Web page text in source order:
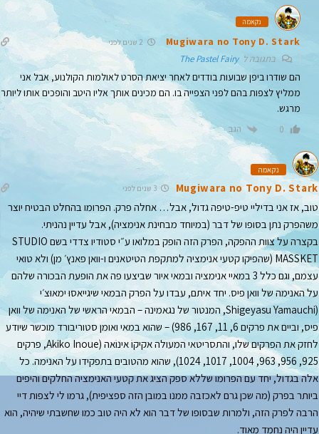
נקאמה
Mugiwara no Tony D. Stark
בתגובה לThe Pastel Fairy
הם שודרו ביפן שבועות בודדים לאחר יציאת הסרט לאולמות הקולנוע, אבל אני
ממליץ לצפות בהם לפני הצפייה בו. הם מכינים אותך אליו היטב והופכים אותו ליותר
מרגש.
0 הגב
נקאמה
Mugiwara no Tony D. Stark 3 שנים לפני
טוב, אז אני בדיליי טיפ-טיפה גדול, אבל… אחלה פרק. הפרומו בהחלט הבטיח יוצר
משהפרק נתן בסופו של דבר (במיוחד מבחינת אנימציה), אבל עדיין נהניתי.
בקצרה על צוות ההפקה, הפרק הזה הופק במלואו ע״י סטודיו צדדי בשם STUDIO
MASSKET (שהפיקו קטעי אנימציה למתקפת הטיטאנים ו-וואן פאנץ׳ מן) ולא טואי
עצמם, וגם כלל 3 במאיי אנימציה ובמאי איור שביצעו פה את הופעת הבכורה שלהם
על האנימה של וואן פיס. יחד איתם, עבדו על הפרק הבמאי שיגייאסוּ ימאוּצ׳י
(Shigeyasu Yamauchi, המנטור של נגאמינה – הבמאי הראשי של האנימה של וואן
פיס, וביים את פרקים 6, 11, 167, 986) – שהוא במאי ואומן סטוריבורד מוכשר שיודע
לחזק את הפרקים שלו, והתסריטאי המעולה אקיקוֹ אינוֹאה (Akiko Inoue, פרקים
925, 956, 963, 1004, 1017, 1024), שהוא מהטובים בתפקידו על האנימה. כל
אלה בגדול, יחד עם הפרומו שללא ספק הציג את קטעי האנימציה החלקים והיפים
ביותר בפרק (מה שכן גרם לאכזבה ממנו במובן הזה ספציפית), גרמו לי לצפות דיי
הרבה לפרק הזה, ולמרות שבסופו של דבר הוא לא היה טוב כמו שחשבתי שיהיה, הוא
עדיין היה נחמד מאוד.